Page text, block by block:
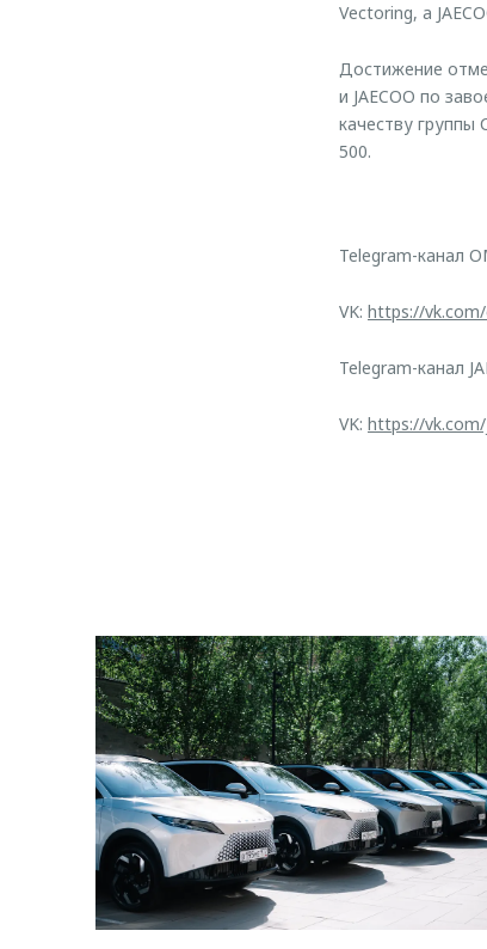
Vectoring, а
Достижение
и JAECOO по
качеству группы
500.
Telegram-канал
VK: https://
Telegram-канал
VK: https://